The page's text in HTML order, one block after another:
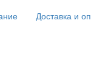
Доставка и